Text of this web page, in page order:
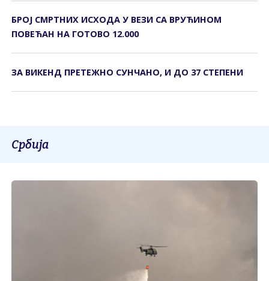
БРОЈ СМРТНИХ ИСХОДА У ВЕЗИ СА ВРУЋИНОМ
ПОВЕЋАН НА ГОТОВО 12.000
ЗА ВИКЕНД ПРЕТЕЖНО СУНЧАНО, И ДО 37 СТЕПЕНИ
Србија